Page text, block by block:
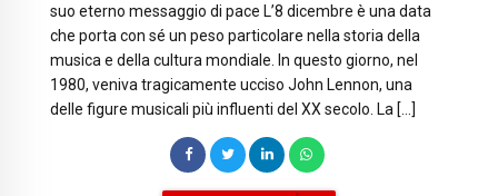
suo eterno messaggio di pace L’8 dicembre è una data
che porta con sé un peso particolare nella storia della
musica e della cultura mondiale. In questo giorno, nel
1980, veniva tragicamente ucciso John Lennon, una
delle figure musicali più influenti del XX secolo. La […]